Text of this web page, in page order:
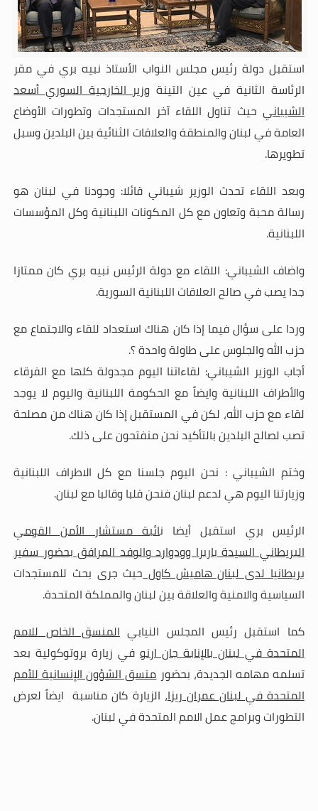
استقبل دولة رئيس مجلس النواب الأستاذ نبيه بري في مقر
الرئاسة الثانية في عين التينة وزير الخارجية السوري أسعد
الشيباني حيث تناول اللقاء آخر المستجدات وتطورات الأوضاع
العامة في لبنان والمنطقة والعلاقات الثنائية بين البلدين وسبل
تطويرها.
وبعد اللقاء تحدث الوزير شيباني قائلا: وجودنا في لبنان هو
رسالة محبة وتعاون مع كل المكونات اللبنانية وكل المؤسسات
اللبنانية.
واضاف الشيباني: اللقاء مع دولة الرئيس نبيه بري كان ممتازا
جدا يصب في صالح العلاقات اللبنانية السورية.
وردا على سؤال فيما إذا كان هناك استعداد للقاء والاجتماع مع
حزب الله والجلوس على طاولة واحدة ؟.
أجاب الوزير الشيباني: لقاءاتنا اليوم مجدولة كلها مع الفرقاء
والأطراف اللبنانية وايضاً مع الحكومة اللبنانية واليوم لا يوجد
لقاء مع حزب الله، لكن في المستقبل إذا كان هناك من مصلحة
تصب لصالح البلدين بالتأكيد نحن منفتحون على ذلك.
وختم الشيباني : نحن اليوم جلسنا مع كل الاطراف اللبنانية
وزيارتنا اليوم هي لدعم لبنان فنحن قلبا وقالبا مع لبنان.
الرئيس بري استقبل أيضا نائبة مستشار الأمن القومي
البريطاني السيدة باربرا وودوارد والوفد المرافق بحضور سفير
بريطانيا لدى لبنان هاميش كاولحيث جرى بحث للمستجدات
السياسية والامنية والعلاقة بين لبنان والمملكة المتحدة.
كما استقبل رئيس المجلس النيابيالمنسق الخاص للامم
المتحدة في لبنان بالإنابة جان ارنوفي زيارة بروتوكولية بعد
تسلمه مهامه الجديدة، بحضورمنسق الشؤون الإنسانية للأمم
المتحدة في لبنان عمران ريزا، الزيارة كان مناسبة ايضاً لعرض
التطورات وبرامج عمل الامم المتحدة في لبنان.